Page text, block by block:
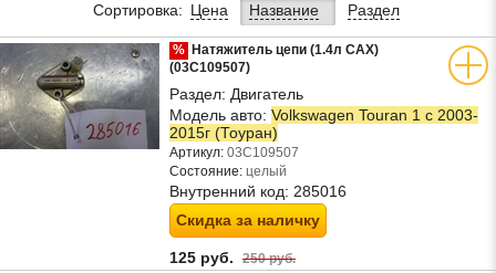
Сортировка: Цена Название Раздел
% Натяжитель цепи (1.4л CAX)
(03C109507)
Раздел: Двигатель
Модель авто: Volkswagen Touran 1 с 2003-
2015г (Тоуран)
Артикул: 03C109507
Состояние: целый
Внутренний код: 285016
Скидка за наличку
125 руб. 250 руб.